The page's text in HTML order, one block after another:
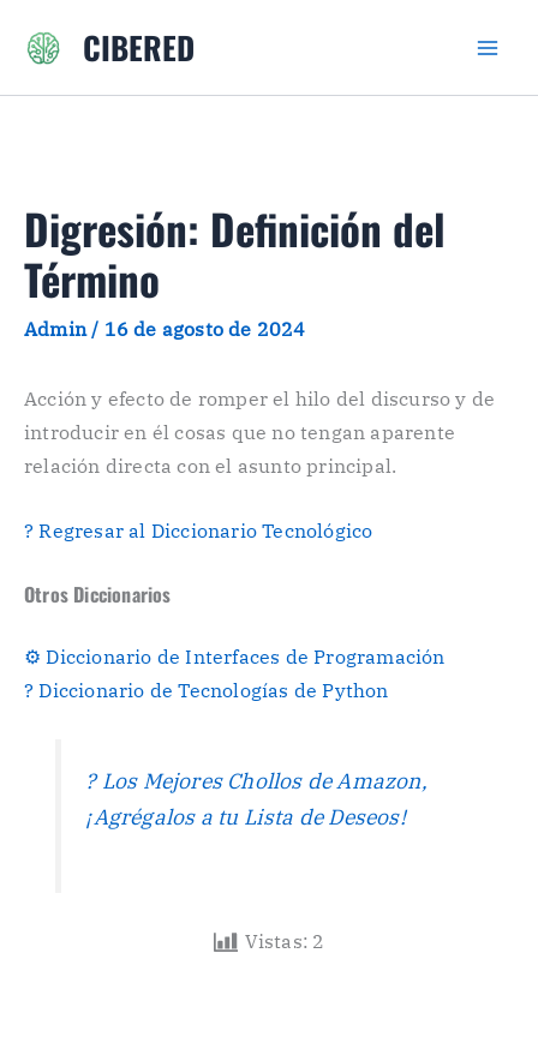
CIBERED
Digresión: Definición del
Término
Admin/ 16 de agosto de 2024
Acción y efecto de romper el hilo del discurso y de
introducir en él cosas que no tengan aparente
relación directa con el asunto principal.
? Regresar al Diccionario Tecnológico
Otros Diccionarios
⚙ Diccionario de Interfaces de Programación
? Diccionario de Tecnologías de Python
? Los Mejores Chollos de Amazon,
¡Agrégalos a tu Lista de Deseos!
Vistas: 2